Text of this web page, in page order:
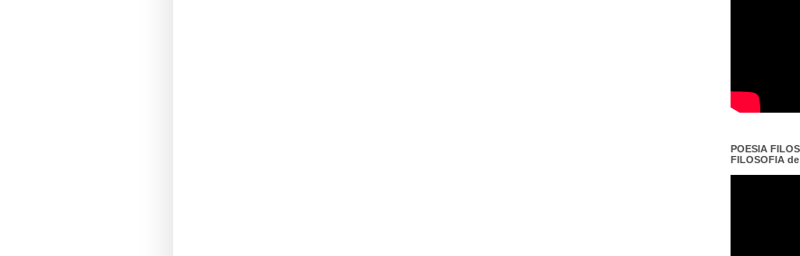
POESIA
FILOSOFIA